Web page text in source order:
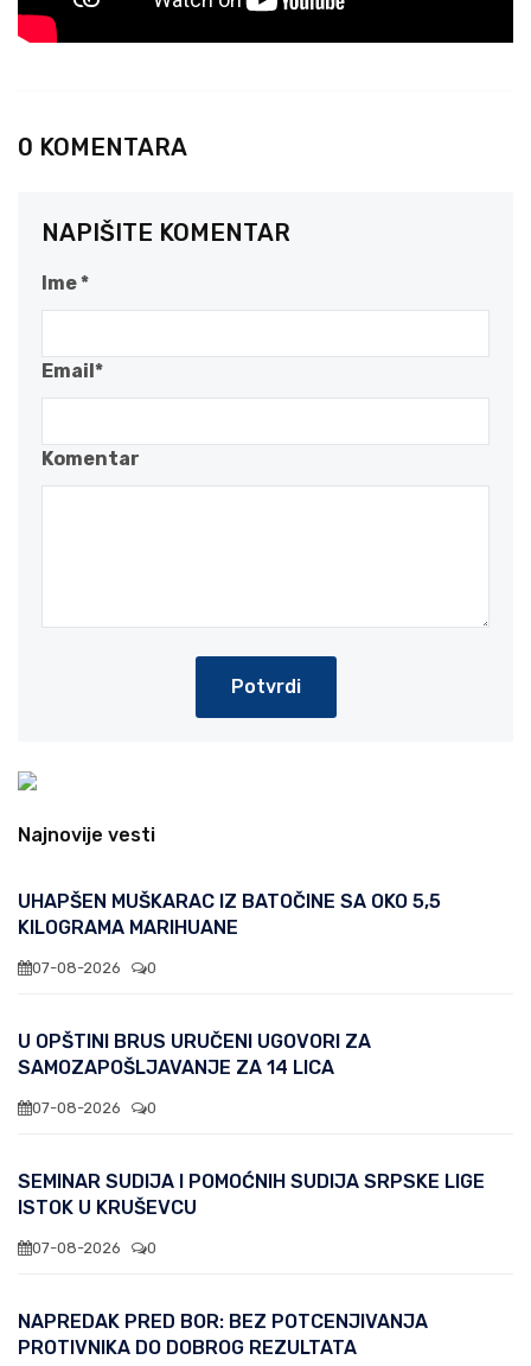
0 KOMENTARA
NAPIŠITE KOMENTAR
Ime *
Email*
Komentar
Potvrdi
Najnovije vesti
UHAPŠEN MUŠKARAC IZ BATOČINE SA OKO 5,5
KILOGRAMA MARIHUANE
07-08-2026 0
U OPŠTINI BRUS URUČENI UGOVORI ZA
SAMOZAPOŠLJAVANJE ZA 14 LICA
07-08-2026 0
SEMINAR SUDIJA I POMOĆNIH SUDIJA SRPSKE LIGE
ISTOK U KRUŠEVCU
07-08-2026 0
NAPREDAK PRED BOR: BEZ POTCENJIVANJA
PROTIVNIKA DO DOBROG REZULTATA